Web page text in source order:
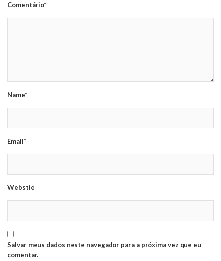
Comentário*
Name*
Email*
Webstie
Salvar meus dados neste navegador para a próxima vez que eu
comentar.